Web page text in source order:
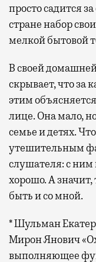
просто садится
стране набор
мелкой бытовой
В своей
скрывает, что за
этим
лице. Она мало,
семье и детях.
утешительным
слушателя: с ним
хорошо. А
быть и со мной.
* Шульман
Мирон Янович
выполняющее